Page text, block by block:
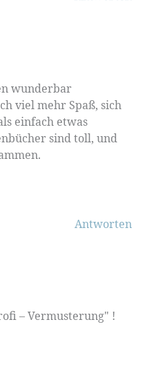
wunderbar
viel mehr Spaß, sich
einfach etwas
sind toll, und
Antworten
– Vermusterung" !